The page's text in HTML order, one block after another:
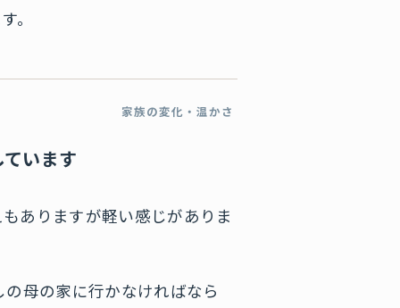
。
家族の変化・温かさ
います
ありますが軽い感じがありま
母の家に行かなければなら